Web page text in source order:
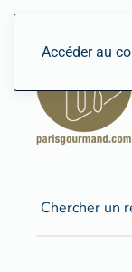
Accéder au
Chercher un